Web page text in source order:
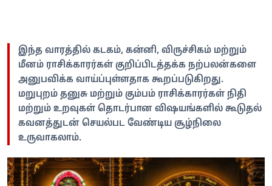
இந்த வாரத்தில் கடகம், கன்னி, விருச்சிகம் மற்றும்
மீனம் ராசிக்காரர்கள் குறிப்பிடத்தக்க நற்பலன்களை
அனுபவிக்க வாய்ப்புள்ளதாக கூறப்படுகிறது.
மறுபுறம் தனுசு மற்றும் கும்பம் ராசிக்காரர்கள் நிதி
மற்றும் உறவுகள் தொடர்பான விஷயங்களில் கூடுதல்
கவனத்துடன் செயல்பட வேண்டிய சூழ்நிலை
உருவாகலாம்.